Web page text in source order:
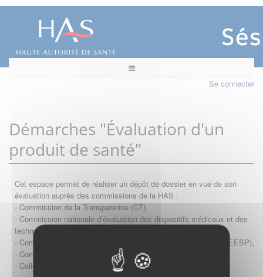
Se connecter
Démarches "Évaluation d'un
produit de santé"
Cet espace permet de réaliser un dépôt de dossier en vue de son
évaluation auprès des commissions de la HAS :
- Commission de la Transparence (CT),
- Commission nationale d’évaluation des dispositifs médicaux et des
technologies de santé (CNEDiMTS),
- Commission d'évaluation économique et de santé publique (CEESP),
- Commission technique des vaccinations (CTV)
- Collège HAS (Forfait innovation : DM, DM-DIV, actes)